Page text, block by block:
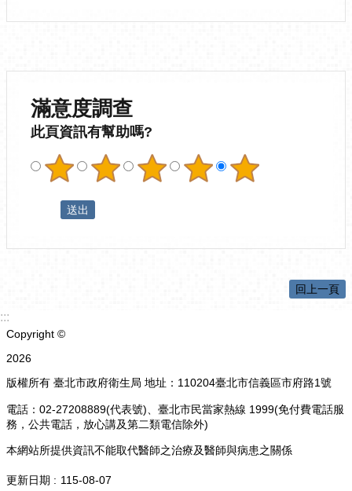
滿意度調查
此頁資訊有幫助嗎?
回上一頁
:::
Copyright ©
2026
版權所有 臺北市政府衛生局 地址：110204臺北市信義區市府路1號
電話：02-27208889(代表號)、臺北市民當家熱線 1999(免付費電話服
務，公共電話，放心講及第二類電信除外)
本網站所提供資訊不能取代醫師之治療及醫師與病患之關係
更新日期 115-08-07